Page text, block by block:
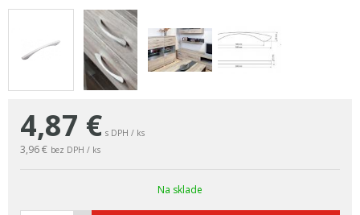
4,87 € s DPH / ks
3,96 € bez DPH / ks
Na sklade